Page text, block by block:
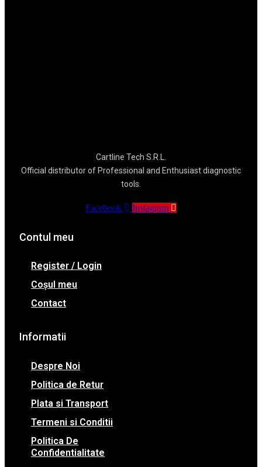
Cartline Tech S.R.L.
Official distributor of Professional and Enthusiast diagnostic
tools.
Facebook Instagram
Contul meu
Register / Login
Coșul meu
Contact
Informatii
Despre Noi
Politica de Retur
Plata si Transport
Termeni si Conditii
Politica De
Confidentialitate